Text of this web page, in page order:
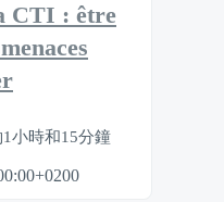
CTI : être
1小時和15分鐘